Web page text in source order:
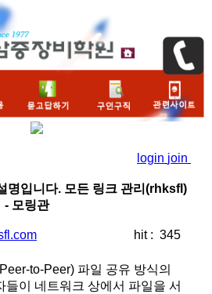
login join
명입니다. 모든 링크 관리(rhksfl)
- 모링관
hit : 345
to-Peer) 파일 공유 방식의
들이 네트워크 상에서 파일을 서